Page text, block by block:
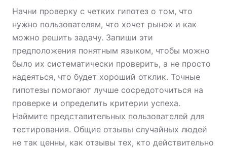
Начни проверку с четких гипотез о том, что
нужно пользователям, что хочет рынок и как
можно решить задачу. Запиши эти
предположения понятным языком, чтобы можно
было их систематически проверить, а не просто
надеяться, что будет хороший отклик. Точные
гипотезы помогают лучше сосредоточиться на
проверке и определить критерии успеха.
Наймите представительных пользователей для
тестирования. Общие отзывы случайных людей
не так ценны, как отзывы тех, кто действительно